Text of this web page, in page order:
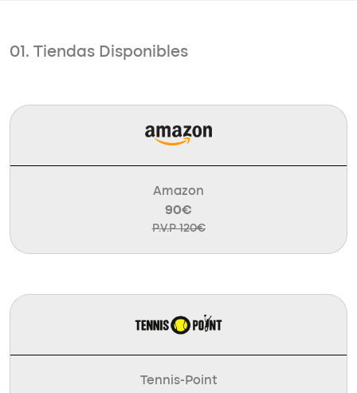
01. Tiendas Disponibles
Amazon
90€
P.V.P 120€
Tennis-Point